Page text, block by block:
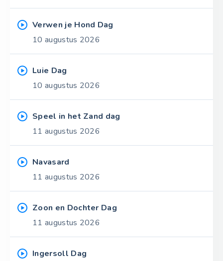
Verwen je Hond Dag
10 augustus 2026
Luie Dag
10 augustus 2026
Speel in het Zand dag
11 augustus 2026
Navasard
11 augustus 2026
Zoon en Dochter Dag
11 augustus 2026
Ingersoll Dag